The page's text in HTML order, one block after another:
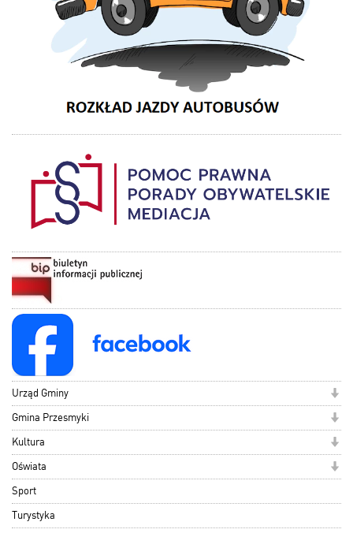
Urząd Gminy
Gmina Przesmyki
Kultura
Oświata
Sport
Turystyka